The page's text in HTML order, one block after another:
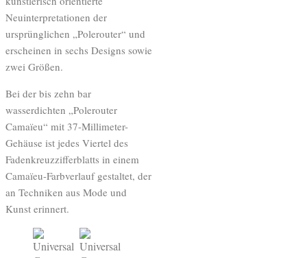
Neuinterpretationen der
ursprünglichen „Polerouter“ und
erscheinen in sechs Designs sowie
zwei Größen.
Bei der bis zehn bar
wasserdichten „Polerouter
Camaïeu“ mit 37-Millimeter-
Gehäuse ist jedes Viertel des
Fadenkreuzzifferblatts in einem
Camaïeu-Farbverlauf gestaltet, der
an Techniken aus Mode und
Kunst erinnert.